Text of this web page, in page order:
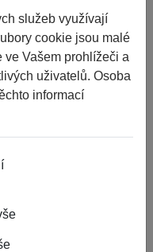
DOUBLE COIN
8621080232777
83763
2022
služeb využívají
cookie jsou malé
ve Vašem prohlížeči a
uživatelů. Osoba
informací